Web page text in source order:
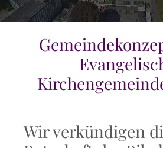
Wir verkündigen